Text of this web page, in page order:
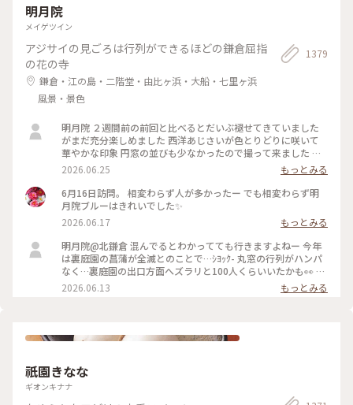
明月院
メイゲツイン
アジサイの見ごろは行列ができるほどの鎌倉屈指
の花の寺
鎌倉・江の島・二階堂・由比ヶ浜・大船・七里ヶ浜
風景・景色
1379
明月院 ２週間前の前回と比べるとだいぶ褪せてきていました
がまだ充分楽しめました 西洋あじさいが色とりどりに咲いて
華やかな印象 円窓の並びも少なかったので撮って来ました 裏
庭園の菖蒲の復活を願います
2026.06.25
もっとみる
6月16日訪問。 相変わらず人が多かったー でも相変わらず明
月院ブルーはきれいでした✨
2026.06.17
もっとみる
明月院@北鎌倉 混んでるとわかってても行きますよねー 今年
は裏庭園の菖蒲が全滅とのことで…ｼﾖｯｸ- 丸窓の行列がハンパ
なく…裏庭園の出口方面へズラリと100人くらいいたかも👀 装
飾のあじさいがとても素敵だったのでそりゃー撮りたくなりま
すよねー(ﾜｶﾙｰ) 写真もなかなか撮りづらいほどの人混み 急な方
ても疲れます… 夕方の空いてる時間を狙うのがいいのかもです
2026.06.13 もっとみる
祇園きなな
ギオンキナナ